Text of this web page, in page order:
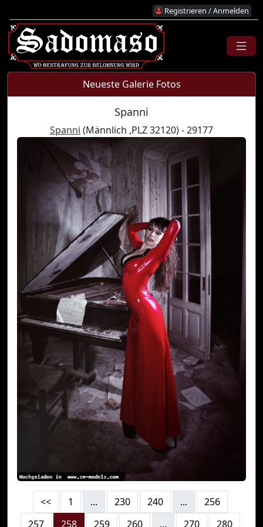
Registrieren / Anmelden
Neueste Galerie Fotos
Spanni
Spanni (Männlich ,PLZ 32120) - 29177
<< 1 ... 230 240 ...
256
257
258 259 260 ... 270 280